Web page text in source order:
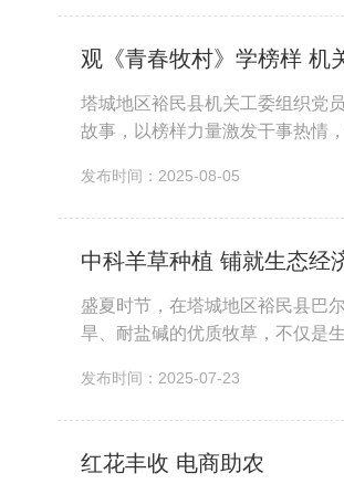
观《青春牧村》学榜样 机
塔城地区裕民县机关工委组织党
故事，以榜样力量激发干事热情
发布时间：2025-08-05
中科羊草种植 铺就生态经
盛夏时节，在塔城地区裕民县巴
旱、耐盐碱的优质牧草，不仅是
发布时间：2025-07-23
红花丰收 电商助农